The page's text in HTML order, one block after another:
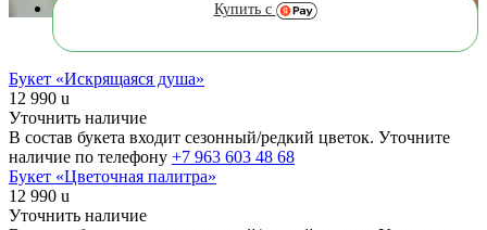
Купить с
Букет «Искрящаяся душа»
12 990 u
Уточнить наличие
В состав букета входит сезонный/редкий цветок. Уточните
наличие по телефону +7 963 603 48 68
Букет «Цветочная палитра»
12 990 u
Уточнить наличие